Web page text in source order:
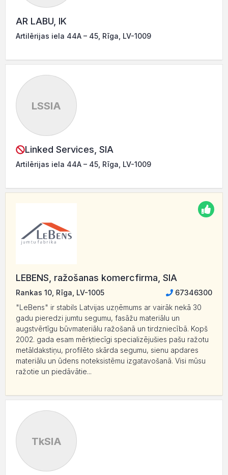
AR LABU, IK
Artilērijas iela 44A – 45, Rīga, LV-1009
LSSIA
Linked Services, SIA
Artilērijas iela 44A – 45, Rīga, LV-1009
LEBENS, ražošanas komercfirma, SIA
Rankas 10, Rīga, LV-1005
67346300
"LeBens" ir stabils Latvijas uzņēmums ar vairāk nekā 30
gadu pieredzi jumtu segumu, fasāžu materiālu un
augstvērtīgu būvmateriālu ražošanā un tirdzniecībā. Kopš
2002. gada esam mērķtiecīgi specializējušies pašu ražotu
metāldakstiņu, profilēto skārda segumu, sienu apdares
materiālu un ūdens noteksistēmu izgatavošanā. Visi mūsu
ražotie un piedāvātie...
TkSIA